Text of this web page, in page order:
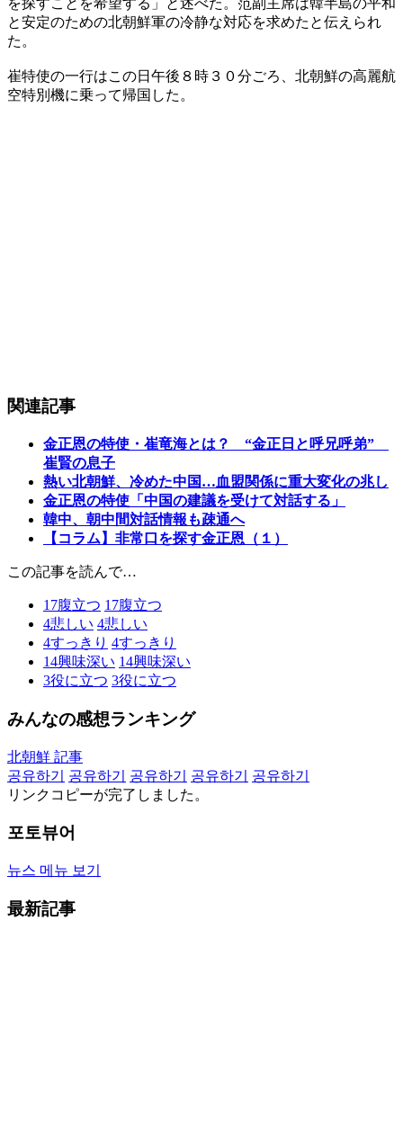
と安定のための北朝鮮軍の冷静な対応を求めたと伝えられ
た。
崔特使の一行はこの日午後８時３０分ごろ、北朝鮮の高麗航
空特別機に乗って帰国した。
関連記事
金正恩の特使・崔竜海とは？ “金正日と呼兄呼弟”
崔賢の息子
熱い北朝鮮、冷めた中国…血盟関係に重大変化の兆し
金正恩の特使「中国の建議を受けて対話する」
韓中、朝中間対話情報も疎通へ
【コラム】非常口を探す金正恩（１）
この記事を読んで…
17腹立つ 17腹立つ
4悲しい 4悲しい
4すっきり 4すっきり
14興味深い 14興味深い
3役に立つ 3役に立つ
みんなの感想ランキング
北朝鮮 記事
공유하기
공유하기 공유하기 공유하기
공유하기
リンクコピーが完了しました。
포토뷰어
뉴스 메뉴 보기
最新記事